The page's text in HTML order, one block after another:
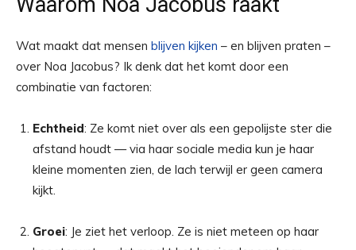
Wat maakt dat mensen blijven kijken – en blijven praten –
over Noa Jacobus? Ik denk dat het komt door een
combinatie van factoren:
Echtheid: Ze komt niet over als een gepolijste ster die
afstand houdt — via haar sociale media kun je haar
kleine momenten zien, de lach terwijl er geen camera
kijkt.
Groei: Je ziet het verloop. Ze is niet meteen op haar